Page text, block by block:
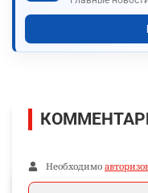
Необходимо